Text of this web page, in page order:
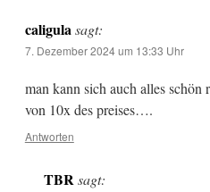
caligula sagt:
7. Dezember 2024 um 13:33 Uhr
man kann sich auch alles schön
von 10x des preises….
Antworten
TBR sagt: